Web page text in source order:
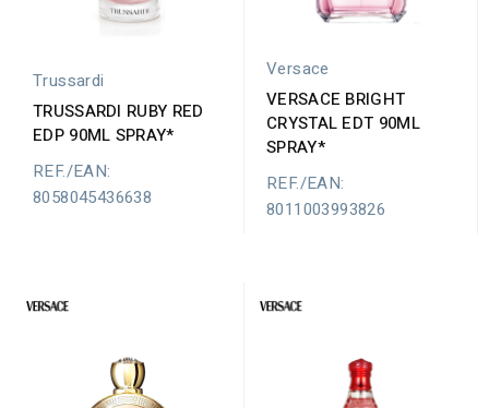
Trussardi
TRUSSARDI RUBY RED
EDP 90ML SPRAY*
REF./EAN:
8058045436638
Versace
VERSACE BRIGHT
CRYSTAL EDT 90ML
SPRAY*
REF./EAN:
8011003993826